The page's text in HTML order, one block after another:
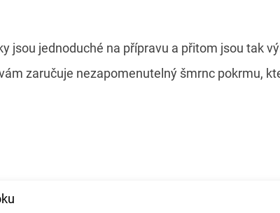
jsou jednoduché na přípravu a přitom jsou tak
zaručuje nezapomenutelný šmrnc pokrmu,